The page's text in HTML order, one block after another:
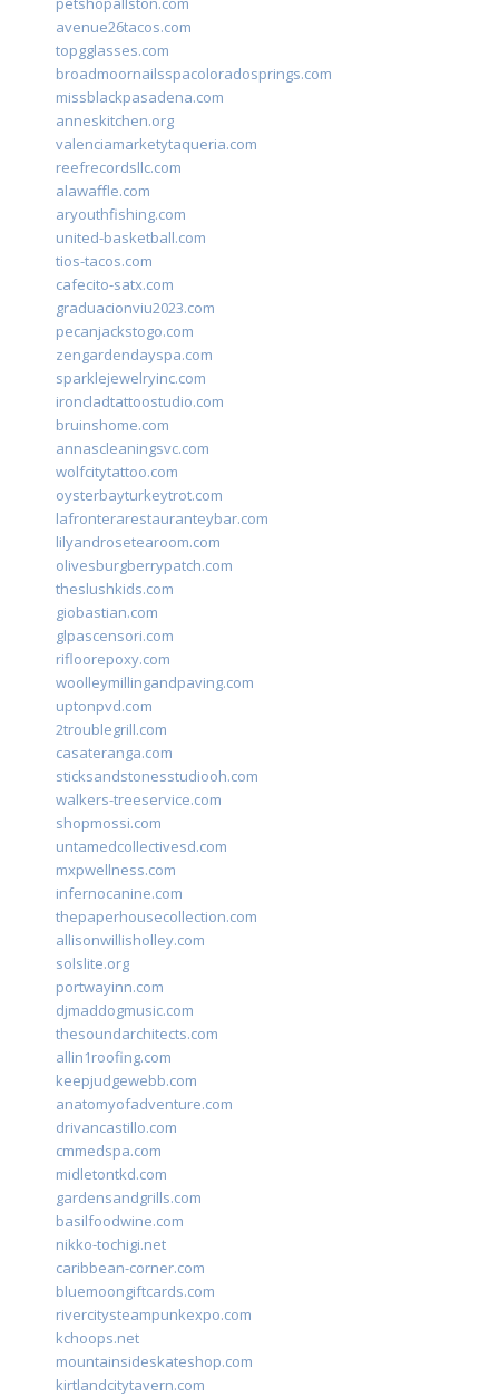
avenue26tacos.com
topgglasses.com
broadmoornailsspacoloradosprings.com
missblackpasadena.com
anneskitchen.org
valenciamarketytaqueria.com
reefrecordsllc.com
alawaffle.com
aryouthfishing.com
united-basketball.com
tios-tacos.com
cafecito-satx.com
graduacionviu2023.com
pecanjackstogo.com
zengardendayspa.com
sparklejewelryinc.com
ironcladtattoostudio.com
bruinshome.com
annascleaningsvc.com
wolfcitytattoo.com
oysterbayturkeytrot.com
lafronterarestauranteybar.com
lilyandrosetearoom.com
olivesburgberrypatch.com
theslushkids.com
giobastian.com
glpascensori.com
rifloorepoxy.com
woolleymillingandpaving.com
uptonpvd.com
2troublegrill.com
casateranga.com
sticksandstonesstudiooh.com
walkers-treeservice.com
shopmossi.com
untamedcollectivesd.com
mxpwellness.com
infernocanine.com
thepaperhousecollection.com
allisonwillisholley.com
solslite.org
portwayinn.com
djmaddogmusic.com
thesoundarchitects.com
allin1roofing.com
keepjudgewebb.com
anatomyofadventure.com
drivancastillo.com
cmmedspa.com
midletontkd.com
gardensandgrills.com
basilfoodwine.com
nikko-tochigi.net
caribbean-corner.com
bluemoongiftcards.com
rivercitysteampunkexpo.com
kchoops.net
mountainsideskateshop.com
kirtlandcitytavern.com